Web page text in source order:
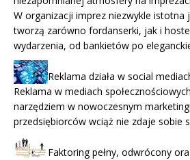
W organizacji imprez niezwykle
tworzą zarówno fordanserki, jak i
wydarzenia, od bankietów po
Reklama działa w social
Reklama w mediach
narzędziem w nowoczesnym
przedsiębiorców wciąż nie zdaje sobie
Faktoring pełny, odwrócony